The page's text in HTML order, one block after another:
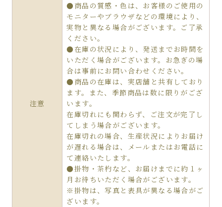
注意
●商品の質感・色は、お客様のご使用の
モニターやブラウザなどの環境により、
実物と異なる場合がございます。ご了承
ください。
●在庫の状況により、発送までお時間を
いただく場合がございます。お急ぎの場
合は事前にお問い合わせください。
●商品の在庫は、実店舗と共有しており
ます。また、季節商品は数に限りがござ
います。
在庫切れにも関わらず、ご注文が完了し
てしまう場合がございます。
在庫切れの場合、生産状況によりお届け
が遅れる場合は、メールまたはお電話に
て連絡いたします。
●掛物・茶杓など、お届けまでに約１ヶ
月お待ちいただく場合がございます。
※掛物は、写真と表具が異なる場合がご
ざいます。